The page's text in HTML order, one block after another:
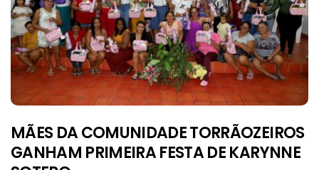
MÃES DA COMUNIDADE TORRÃOZEIROS
GANHAM PRIMEIRA FESTA DE KARYNNE